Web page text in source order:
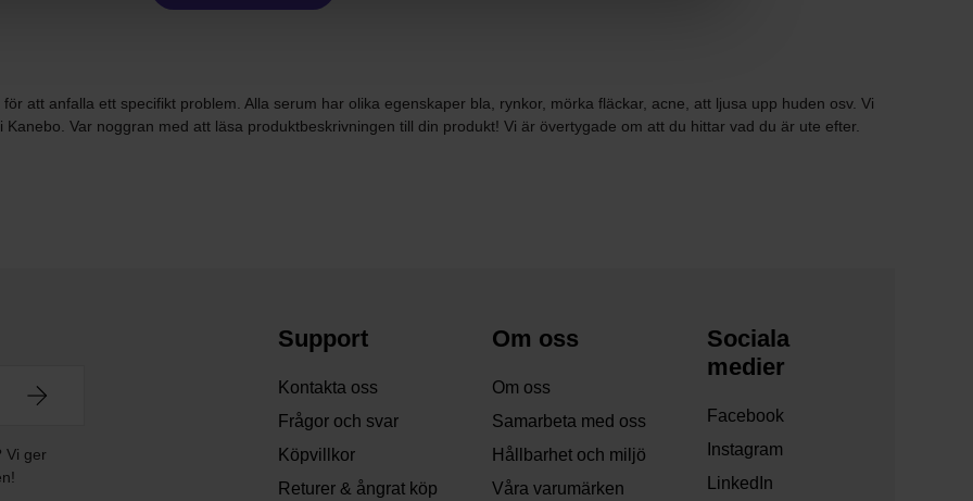
att anfalla ett specifikt problem. Alla serum har olika egenskaper bla, rynkor, mörka fläckar, acne, att ljusa upp huden osv. Vi
Var noggran med att läsa produktbeskrivningen till din produkt! Vi är övertygade om att du hittar vad du är ute efter.
Vi ger
Support
Kontakta oss
Frågor och svar
Köpvillkor
Returer & ångrat köp
Om oss
Om oss
Samarbeta med oss
Hållbarhet och miljö
Våra varumärken
Sociala
medier
Facebook
Instagram
LinkedIn